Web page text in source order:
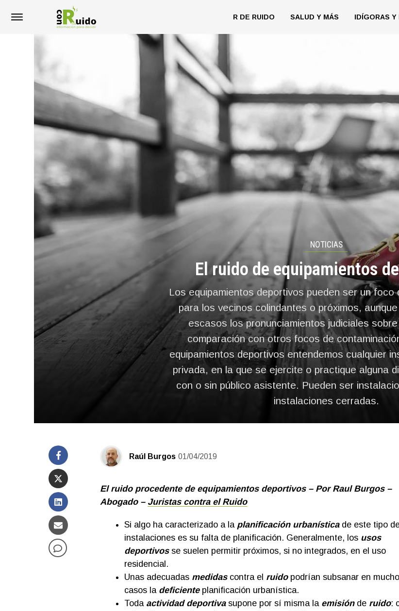
R DE RUIDO SALUD Y MÁS IDÍGORAS Y
NOTICIAS
El ruido de equipamientos
Los equipamientos deportivos pueden ser un foco
para los vecinos colindantes o próximos,
escasos los pronunciamientos judiciales
comparación con otros focos de
equipamientos deportivos entendemos cualquier
privada, en la que se ejercite o practique alguna
con o sin público asistente. Pueden ser
instalaciones cerradas.
Raúl Burgos 01/04/2019
El ruido procedente de equipamientos deportivos – Por Raul Burgos –
Abogado – Juristas contra el Ruido
Si algo ha caracterizado a la planificación urbanística de este tipo
instalaciones es su falta de planificación. Generalmente, los usos
deportivos se suelen permitir próximos, si no integrados, en el uso
residencial.
Unas adecuadasmedidas contra el ruidopodrían subsanar en
casos la deficienteplanificación urbanística.
Toda actividad deportivasupone por sí misma la emisión de ruido: